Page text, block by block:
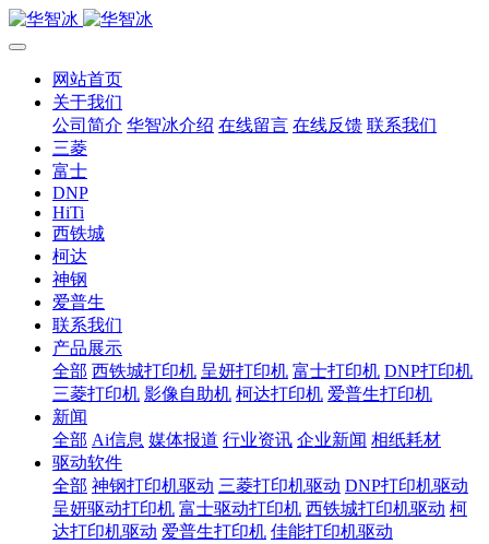
网站首页
关于我们
公司简介 华智冰介绍 在线留言 在线反馈 联系我们
三菱
富士
DNP
HiTi
西铁城
柯达
神钢
爱普生
联系我们
产品展示
全部 西铁城打印机 呈妍打印机 富士打印机 DNP打印机
三菱打印机 影像自助机 柯达打印机 爱普生打印机
新闻
全部 Ai信息 媒体报道 行业资讯 企业新闻 相纸耗材
驱动软件
全部 神钢打印机驱动 三菱打印机驱动 DNP打印机驱动
呈妍驱动打印机 富士驱动打印机 西铁城打印机驱动 柯
达打印机驱动 爱普生打印机 佳能打印机驱动